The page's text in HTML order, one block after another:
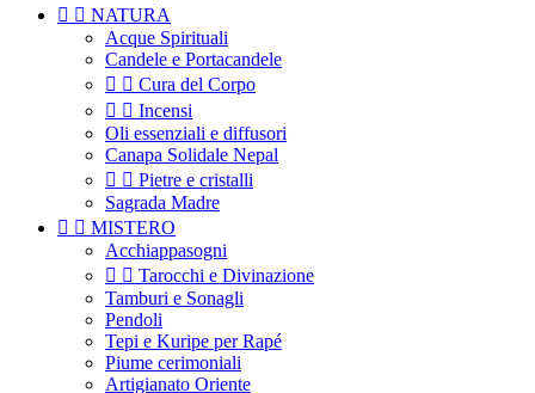
  NATURA
Acque Spirituali
Candele e Portacandele
  Cura del Corpo
  Incensi
Oli essenziali e diffusori
Canapa Solidale Nepal
  Pietre e cristalli
Sagrada Madre
  MISTERO
Acchiappasogni
  Tarocchi e Divinazione
Tamburi e Sonagli
Pendoli
Tepi e Kuripe per Rapé
Piume cerimoniali
Artigianato Oriente